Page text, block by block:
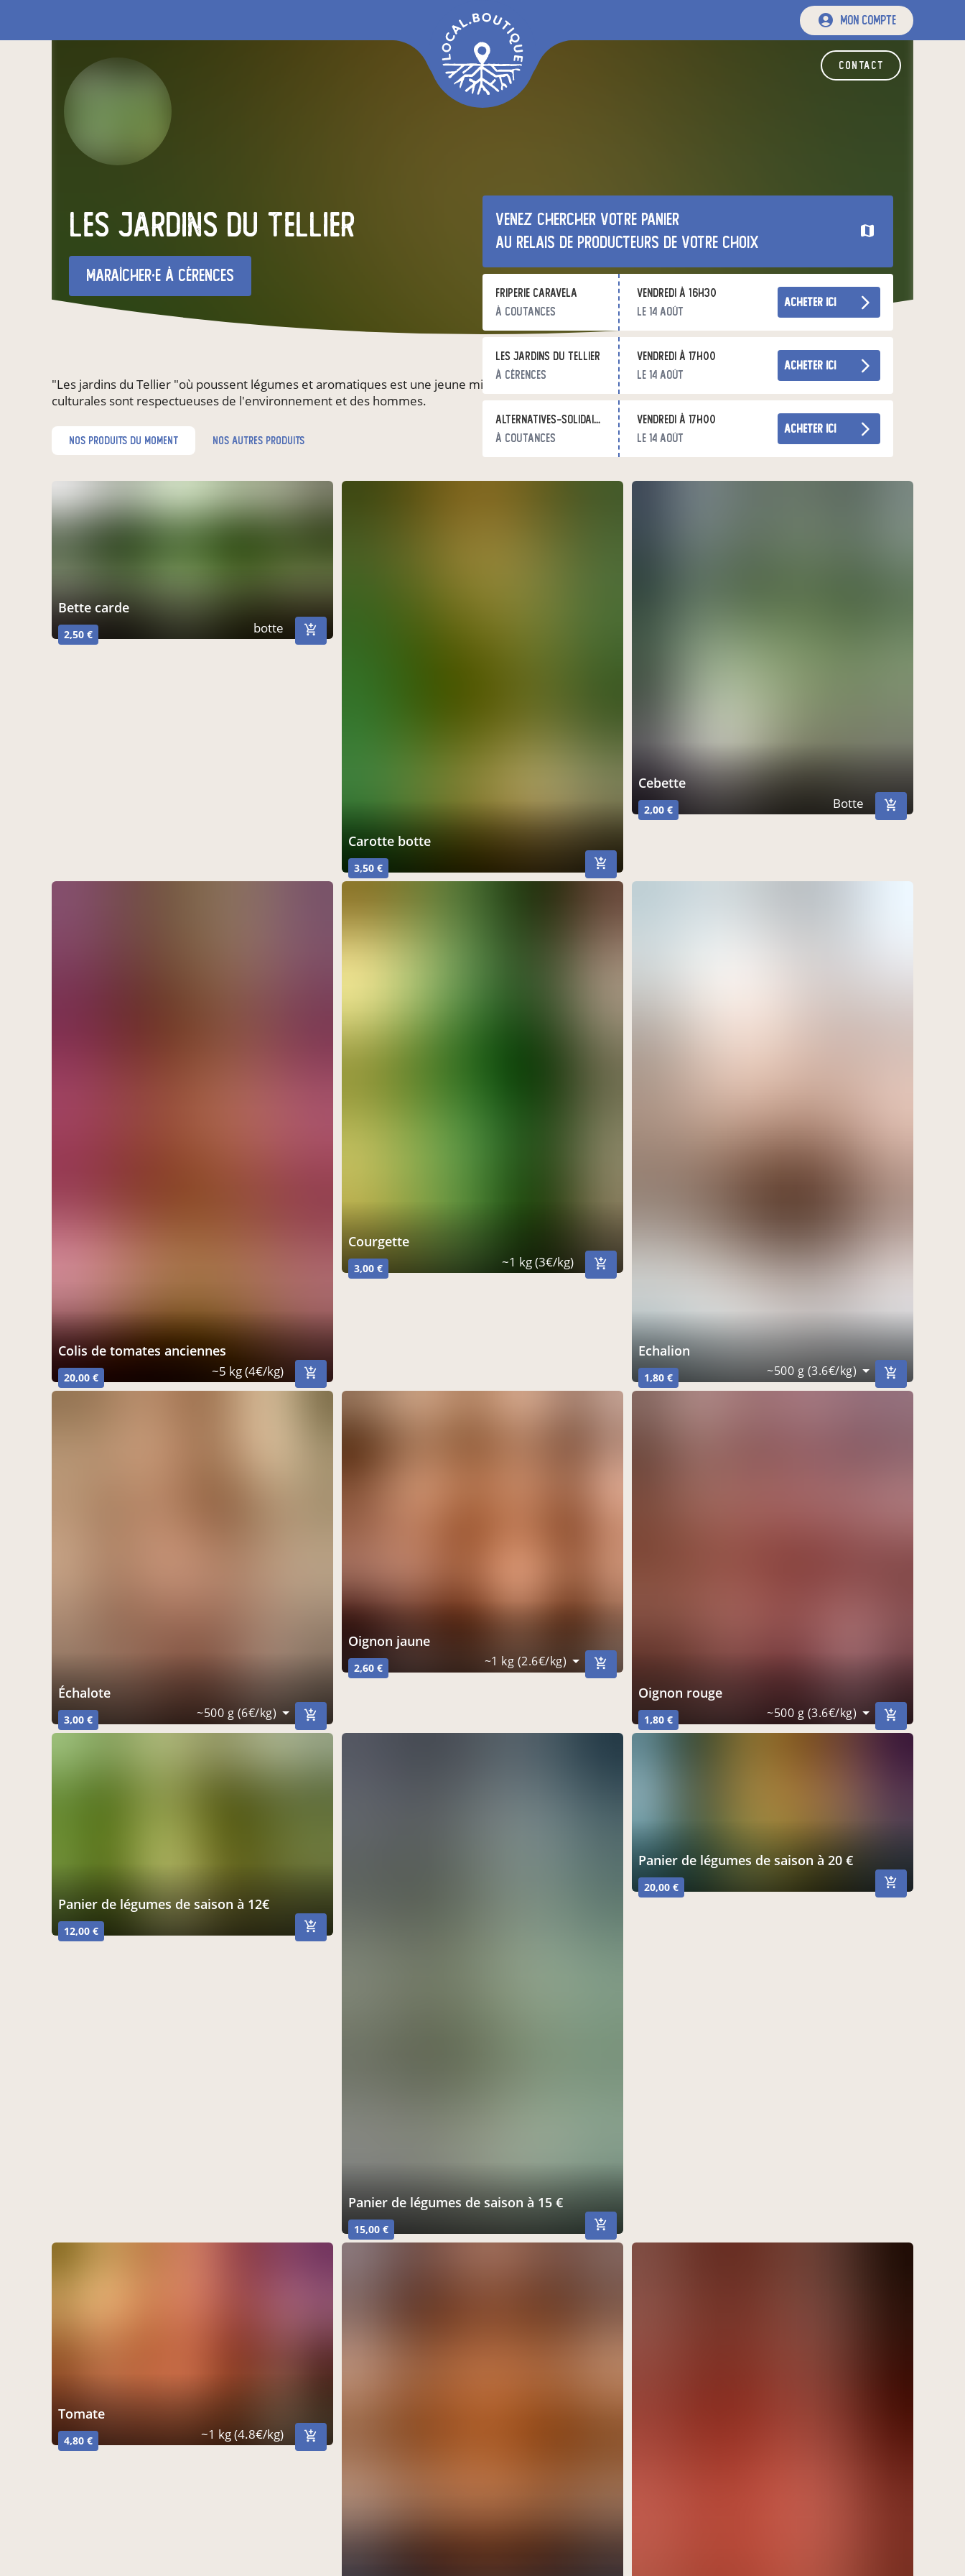
mon compte
contact
les jardins du Tellier
maraîcher·e à Cérences
Venez chercher votre panier
au relais de producteurs de votre choix
Friperie Caravela
à Coutances
vendredi à 16h30
le 14 août
acheter ici
les jardins du Tellier
à Cérences
vendredi à 17h00
le 14 août
acheter ici
Alternatives-Solidaires
à Coutances
vendredi à 17h00
le 14 août
acheter ici
"Les jardins du Tellier "où poussent légumes et aromatiques est une jeune micro ferme à taille humaine de moins d' un demi hectare où les pratiques
culturales sont respectueuses de l'environnement et des hommes.
nos produits du moment nos autres produits
Bette carde
2,50 € botte
Carotte botte
3,50 €
Cebette
2,00 € Botte
Colis de tomates anciennes
20,00 € ~5 kg (4€/kg)
Courgette
3,00 € ~1 kg (3€/kg)
Echalion
1,80 € ~500 g (3.6€/kg)
Échalote
3,00 € ~500 g (6€/kg)
Oignon jaune
2,60 € ~1 kg (2.6€/kg)
Oignon rouge
1,80 € ~500 g (3.6€/kg)
panier de légumes de saison à 12€
12,00 €
panier de légumes de saison à 15 €
15,00 €
Panier de légumes de saison à 20 €
20,00 €
Tomate
4,80 € ~1 kg (4.8€/kg)